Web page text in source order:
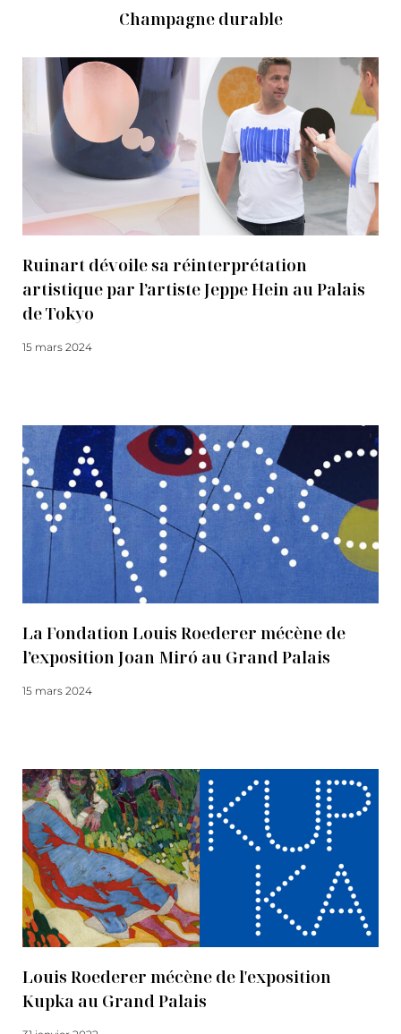
Champagne durable
Ruinart dévoile sa réinterprétation
artistique par l’artiste Jeppe Hein au Palais
de Tokyo
15 mars 2024
La Fondation Louis Roederer mécène de
l’exposition Joan Miró au Grand Palais
15 mars 2024
Louis Roederer mécène de l'exposition
Kupka au Grand Palais